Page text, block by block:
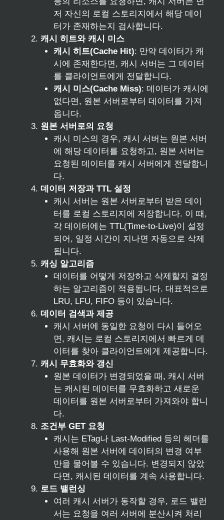
저 자신의 로컬 스토리지에서 해당 데이
터가 존재하는지 검사합니다.
캐시 히트와 캐시 미스
캐시 히트(Cache Hit): 만약 데이터가 캐
시에 존재한다면, 캐시 서버는 그 데이터
를 클라이언트에게 전달합니다.
캐시 미스(Cache Miss): 데이터가 캐시에
없다면, 원본 서버로부터 데이터를 가져
옵니다.
원본 서버로의 요청
캐시 미스의 경우, 캐시 서버는 원본 서버
에 해당 데이터를 요청하고, 원본 서버는
요청된 데이터를 캐시 서버에게 전달합니
다.
데이터 저장과 TTL 설정
캐시 서버는 원본 서버로부터 받은 데이
터를 로컬 스토리지에 저장합니다. 이 때,
각 데이터에는 TTL(Time-to-Live)이 설정
되어, 일정 시간이 지나면 자동으로 삭제
됩니다.
캐싱 알고리즘
데이터를 어떻게 저장하고 삭제할지 결정
하는 알고리즘이 적용됩니다. 대표적으로
LRU, LFU, FIFO 등이 있습니다.
데이터 검색과 제공
캐시 서버에 동일한 요청이 다시 들어오
면, 캐시는 로컬 스토리지에서 빠르게 데
이터를 찾아 클라이언트에게 제공합니다.
캐시 무효화와 갱신
원본 데이터가 변경되었을 때, 캐시 서버
는 캐시된 데이터를 무효화하고 새로운
데이터를 원본 서버로부터 가져와야 합니
다.
조건부 GET 요청
캐시는 ETag나 Last-Modified 등의 헤더를
사용해 원본 서버에 데이터의 변경 여부
만을 물어볼 수 있습니다. 변경되지 않았
다면, 캐시된 데이터를 계속 사용합니다.
로드 밸런싱
여러 캐시 서버가 동작할 경우, 로드 밸런
서는 요청을 여러 서버에 분산시켜 처리